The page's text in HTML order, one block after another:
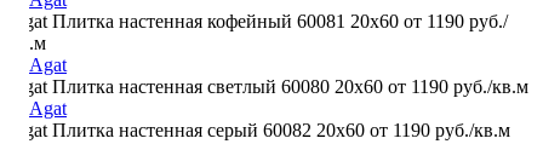
Agat Плитка настенная кофейный 60081 20х60 от 1190 руб./
кв.м
Agat Плитка настенная светлый 60080 20х60 от 1190 руб./кв.м
Agat Плитка настенная серый 60082 20х60 от 1190 руб./кв.м